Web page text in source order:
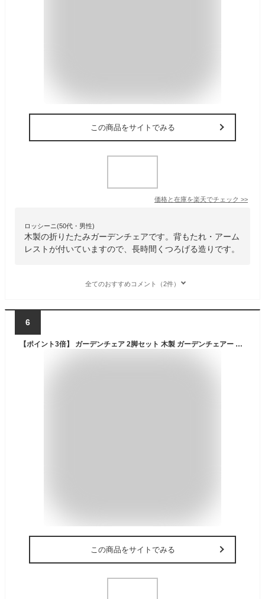
この商品をサイトでみる
価格と在庫を楽天でチェック >>
ロッシーニ(50代・男性)
木製の折りたたみガーデンチェアです。背もたれ・アーム
レストが付いていますので、長時間くつろげる造りです。
全てのおすすめコメント（2件）
6
【ポイント3倍】 ガーデンチェア 2脚セット 木製 ガーデンチェアー 木製ガーデンチェア フォールディング ウッドチェア いす イス 椅子 オイルステイン 屋外 新生活 ガーデンソファ ガーデンソファー ワークチェア
この商品をサイトでみる